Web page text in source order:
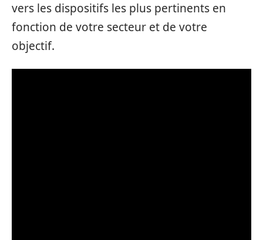
vers les dispositifs les plus pertinents en
fonction de votre secteur et de votre
objectif.